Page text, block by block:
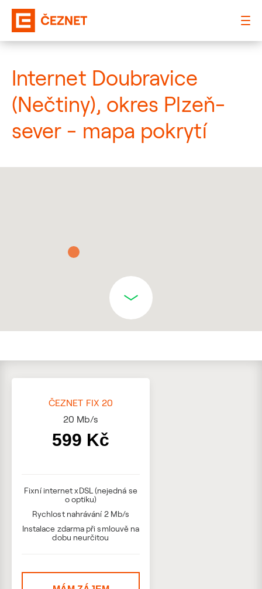
Internet Doubravice
(Nečtiny), okres Plzeň-
sever - mapa pokrytí
ČEZNET FIX 20
20 Mb/s
599 Kč
Fixní internet xDSL (nejedná se
o optiku)
Rychlost nahrávání 2 Mb/s
Instalace zdarma při smlouvě na
dobu neurčitou
: Mapa pokrytí město